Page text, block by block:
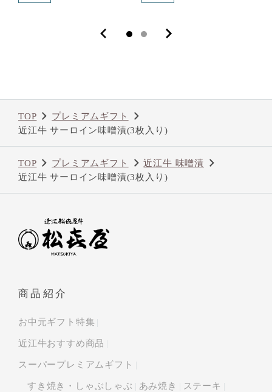
TOP
プレミアムギフト
近江牛 サーロイン味噌漬(3枚入り)
TOP プレミアムギフト
近江牛 味噌漬
近江牛 サーロイン味噌漬(3枚入り)
商品紹介
お中元ギフト特集
近江牛おすすめ商品
スーパープレミアムギフト
すき焼き・しゃぶしゃぶ あみ焼き ステーキ